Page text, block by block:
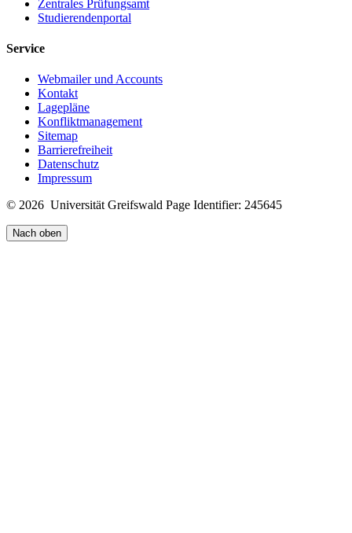
Zentrales Prüfungsamt
Studierendenportal
Service
Webmailer und Accounts
Kontakt
Lagepläne
Konfliktmanagement
Sitemap
Barrierefreiheit
Datenschutz
Impressum
© 2026 Universität Greifswald Page Identifier: 245645
Nach oben